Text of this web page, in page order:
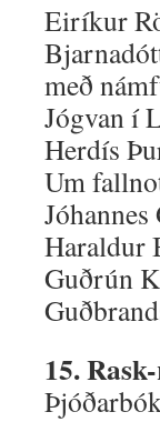
Eiríkur
með
Jógvan í
Herdís
Um
Haraldur
Guðrún
15.